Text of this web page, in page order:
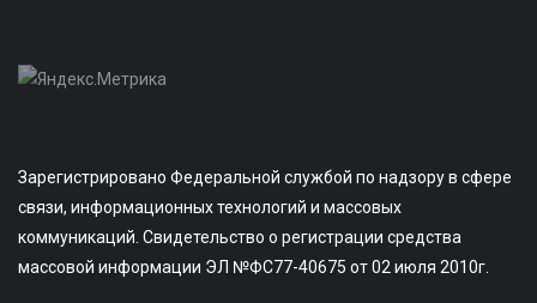
Зарегистрировано Федеральной службой по надзору в сфере
связи, информационных технологий и массовых
коммуникаций. Свидетельство о регистрации средства
массовой информации ЭЛ №ФС77-40675 от 02 июля 2010г.